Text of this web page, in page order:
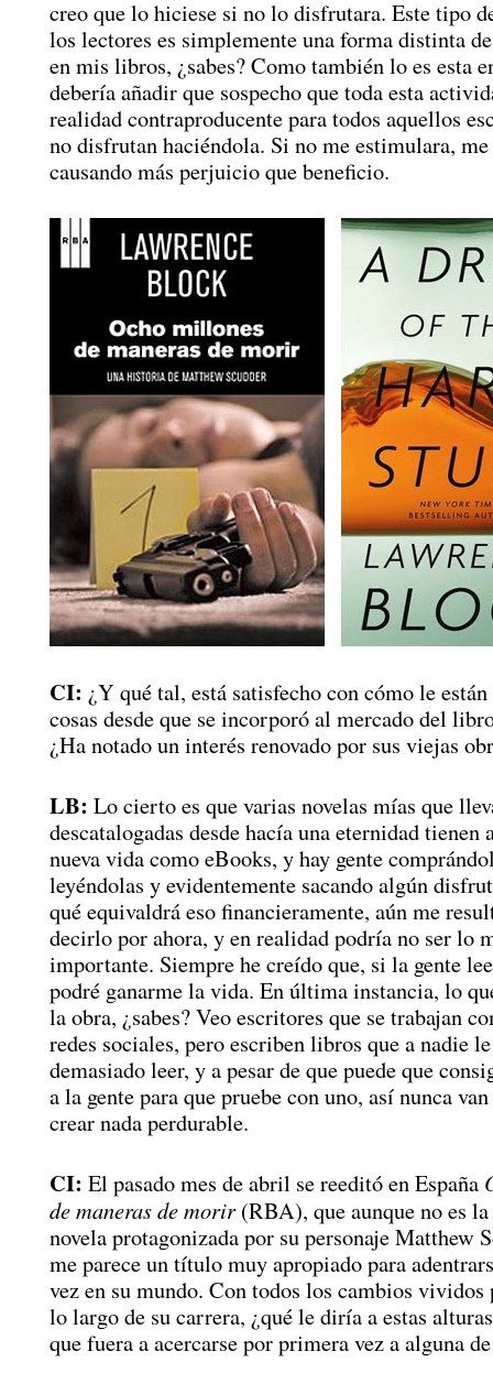
creo que lo hiciese si no lo disfrutara. Este tipo
los lectores es simplemente una forma distinta
en mis libros, ¿sabes? Como también lo es esta
debería añadir que sospecho que toda esta
realidad contraproducente para todos aquellos
no disfrutan haciéndola. Si no me estimulara,
causando más perjuicio que beneficio.
CI: ¿Y qué tal, está satisfecho con cómo le
cosas desde que se incorporó al mercado del
¿Ha notado un interés renovado por sus viejas
LB: Lo cierto es que varias novelas mías que
descatalogadas desde hacía una eternidad tienen
nueva vida como eBooks, y hay gente
leyéndolas y evidentemente sacando algún
qué equivaldrá eso financieramente, aún me
decirlo por ahora, y en realidad podría no ser lo
importante. Siempre he creído que, si la gente
podré ganarme la vida. En última instancia, lo
la obra, ¿sabes? Veo escritores que se trabajan
redes sociales, pero escriben libros que a nadie
demasiado leer, y a pesar de que puede que
a la gente para que pruebe con uno, así nunca
crear nada perdurable.
CI: El pasado mes de abril se reeditó en España
de maneras de morir(RBA), que aunque no es
novela protagonizada por su personaje Matthew
me parece un título muy apropiado para
vez en su mundo. Con todos los cambios vividos
lo largo de su carrera, ¿qué le diría a estas
que fuera a acercarse por primera vez a alguna